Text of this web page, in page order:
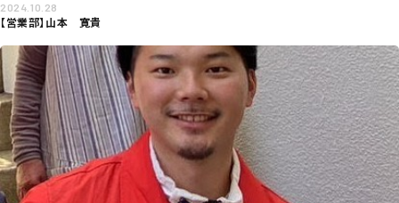
2024.10.28
【営業部】山本 寛貴